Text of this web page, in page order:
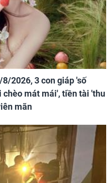
2026, 3 con giáp 'số
chèo mát mái', tiền tài 'thu
mãn